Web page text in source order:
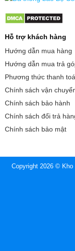
Hỗ trợ khách hàng
Hướng dẫn mua hàng
Hướng dẫn mua trả
Phương thức thanh
Chính sách vận
Chính sách bảo hành
Chính sách đổi trả
Chính sách bảo mật
Copyright 2026 ©